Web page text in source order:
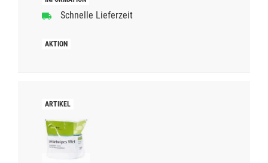
Schnelle Lieferzeit